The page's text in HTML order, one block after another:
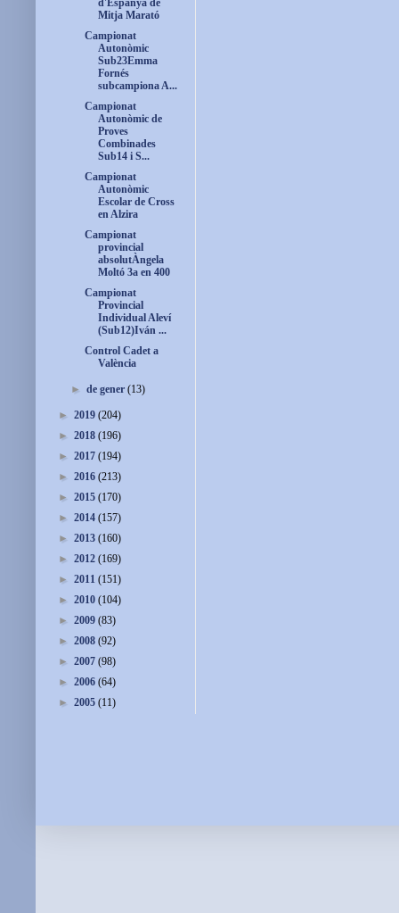
d'Espanya de
Mitja Marató
Campionat
Autonòmic
Sub23Emma
Fornés
subcampiona A...
Campionat
Autonòmic de
Proves
Combinades
Sub14 i S...
Campionat
Autonòmic
Escolar de Cross
en Alzira
Campionat
provincial
absolutÀngela
Moltó 3a en 400
Campionat
Provincial
Individual Aleví
(Sub12)Iván ...
Control Cadet a
València
►de gener(13)
► 2019 (204)
► 2018 (196)
► 2017 (194)
► 2016 (213)
► 2015 (170)
► 2014 (157)
► 2013 (160)
► 2012 (169)
► 2011 (151)
► 2010 (104)
► 2009 (83)
► 2008 (92)
► 2007 (98)
► 2006 (64)
► 2005 (11)